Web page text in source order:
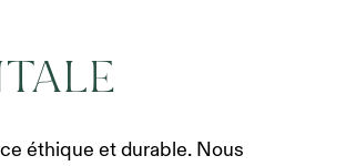
éthique et durable. Nous